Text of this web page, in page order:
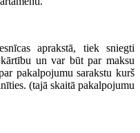
aprakstā, tiek sniegti
un var būt par maksu
pakalpojumu sarakstu kurš
(tajā skaitā pakalpojumu